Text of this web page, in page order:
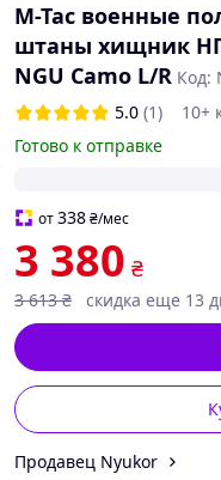
M-Tac военные
штаны хищник
NGU Camo L/R Код:
5.0 (1)
10+
Готово к отправке
от338₴/мес
3 380 ₴
3 613 ₴ скидка еще 13
Продавец Nyukor